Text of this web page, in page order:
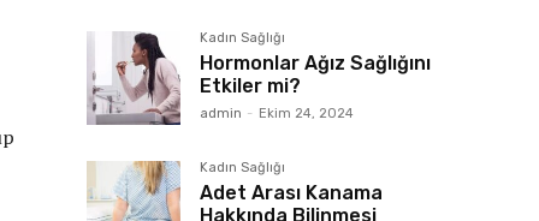
Kadın Sağlığı
Hormonlar Ağız Sağlığını
Etkiler mi?
admin - Ekim 24, 2024
Kadın Sağlığı
Adet Arası Kanama
Hakkında Bilinmesi